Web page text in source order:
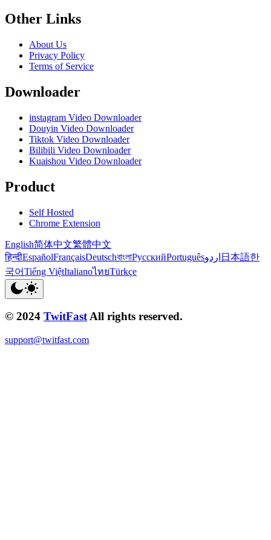
Other Links
About Us
Privacy Policy
Terms of Service
Downloader
instagram Video Downloader
Douyin Video Downloader
Tiktok Video Downloader
Bilibili Video Downloader
Kuaishou Video Downloader
Product
Self Hosted
Chrome Extension
English简体中文繁體中文
हिन्दीEspañolFrançaisDeutschবাংলাРусскийPortuguêsاردو 日本語한
국어Tiếng ViệtItalianoไทยTürkçe
© 2024 TwitFastAll rights reserved.
support@twitfast.com